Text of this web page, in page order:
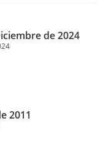
de 2024
2011